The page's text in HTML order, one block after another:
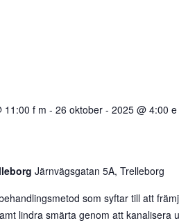
11:00 f m - 26 oktober - 2025 @ 4:00 e
Järnvägsgatan 5A, Trelleborg
som syftar till att
lindra smärta genom att kanalisera